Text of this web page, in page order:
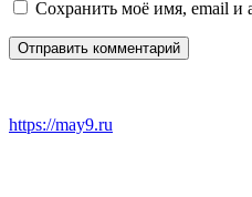
Сохранить моё имя, email и
https://may9.ru